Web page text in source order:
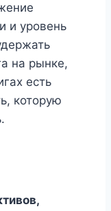
и уровень
на рынке,
есть
которую